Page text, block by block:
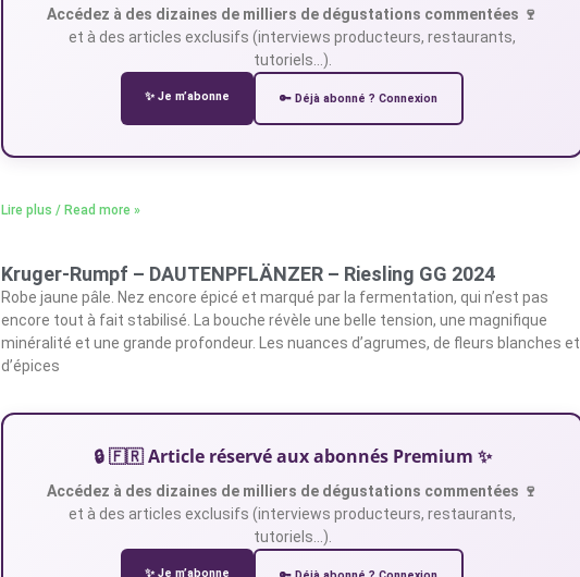
Accédez à des dizaines de milliers de dégustations commentées 🍷
et à des articles exclusifs (interviews producteurs, restaurants,
tutoriels…).
✨ Je m’abonne 🔑 Déjà abonné ? Connexion
Lire plus / Read more »
Kruger-Rumpf – DAUTENPFLÄNZER – Riesling GG 2024
Robe jaune pâle. Nez encore épicé et marqué par la fermentation, qui n’est pas
encore tout à fait stabilisé. La bouche révèle une belle tension, une magnifique
minéralité et une grande profondeur. Les nuances d’agrumes, de fleurs blanches et
d’épices
🔒 🇫🇷 Article réservé aux abonnés Premium ✨
Accédez à des dizaines de milliers de dégustations commentées 🍷
et à des articles exclusifs (interviews producteurs, restaurants,
tutoriels…).
✨ Je m’abonne